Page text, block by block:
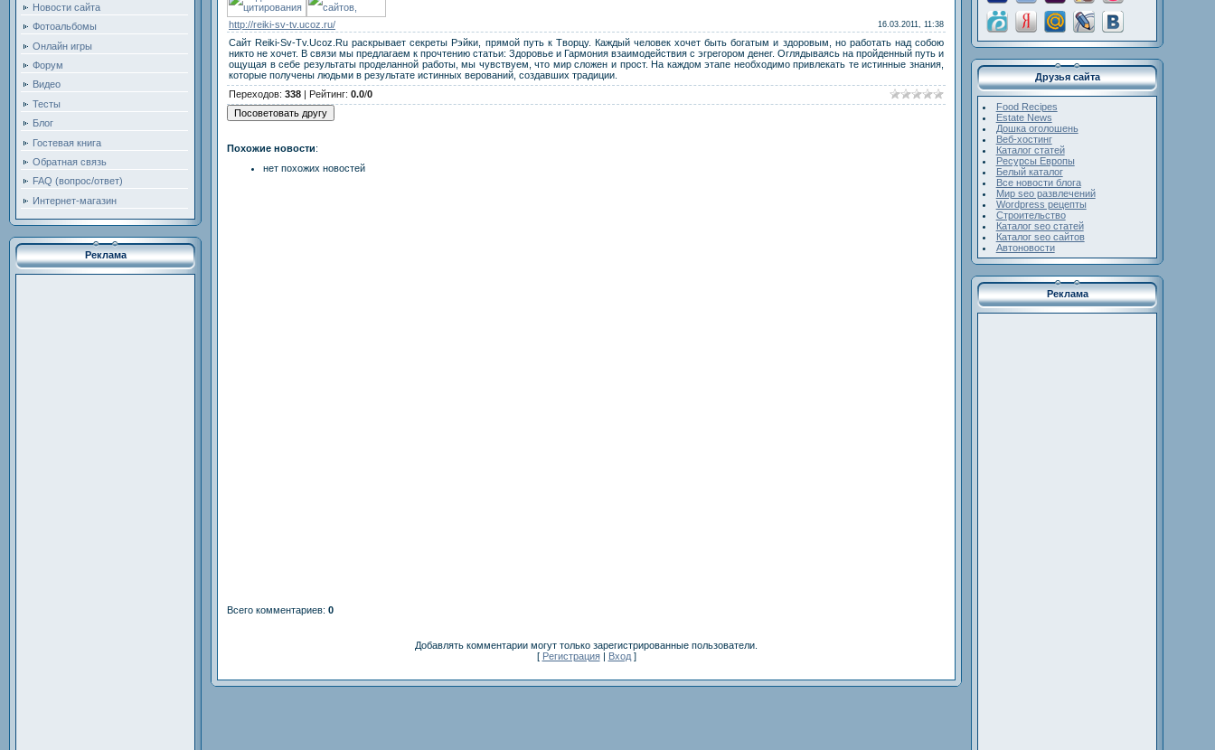
Новости сайта
Фотоальбомы
Онлайн игры
Форум
Видео
Тесты
Блог
Гостевая книга
Обратная связь
FAQ (вопрос/ответ)
Интернет-магазин
Реклама
http://reiki-sv-tv.ucoz.ru/ 16.03.2011, 11:38
Сайт Reiki-Sv-Tv.Ucoz.Ru раскрывает секреты Рэйки, прямой путь к Творцу. Каждый человек хочет быть богатым и здоровым, но работать над собою
никто не хочет. В связи мы предлагаем к прочтению статьи: Здоровье и Гармония взаимодействия с эгрегором денег. Оглядываясь на пройденный путь и
ощущая в себе результаты проделанной работы, мы чувствуем, что мир сложен и прост. На каждом этапе необходимо привлекать те истинные знания,
которые получены людьми в результате истинных верований, создавших традиции.
Переходов: 338 | Рейтинг: 0.0/0
Похожие новости:
нет похожих новостей
Всего комментариев: 0
Добавлять комментарии могут только зарегистрированные пользователи.
[ Регистрация| Вход]
Друзья сайта
Food Recipes
Estate News
Дошка оголошень
Веб-хостинг
Каталог статей
Ресурсы Европы
Белый каталог
Все новости блога
Мир seo развлечений
Wordpress рецепты
Строительство
Каталог seo статей
Каталог seo сайтов
Автоновости
Реклама